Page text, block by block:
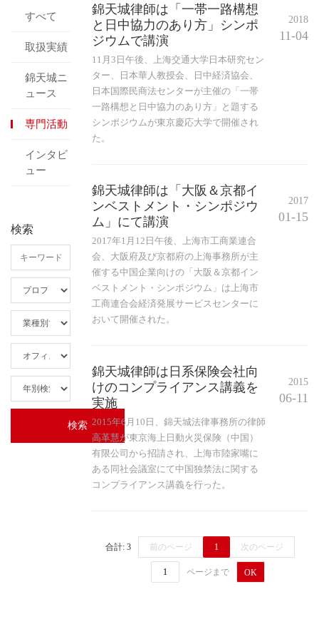
すべて
取扱実績
錦天城ニ
ュース
専門活動
インタビ
ュー
検索
錦天城律師は「一帯一路構想
と日中協力のあり方」シンポ
ジウムで講演
11月3日午後、上海交通大学日本研究セン
ター、日本華人教授会、日中経済協会、
日本国際民商法センターが主催の「一帯
一路構想と日中協力のあり方」と題する
シンポジウムが東京慶応大学で開催され
た。
2018
11-04
錦天城律師は「大阪＆京都イ
ンベストメント・シンポジウ
ム」にて講演
2017年1月12日午後、上海市工商業連合
会、大阪府及び京都府の上海事務所が主
催する中国企業向けの「大阪＆京都イン
ベストメント・シンポジウム」は上海市
工商連合会経済発展サービスセンターに
おいて開催された。
2017
01-15
錦天城律師は日系保険会社向
けのコンプライアンス講義を
実施
2015年6月10日、錦天城法律事務所の律師
高革慧が東京海上日動火災保険（中国）
有限公司から招請され、上海市陸家嘴に
ある同社会議室にて中国独禁法に関する
コンプライアンス講義を行った。
2015
06-11
合計: 3 前のページ 1 次のページ
ページまで OK